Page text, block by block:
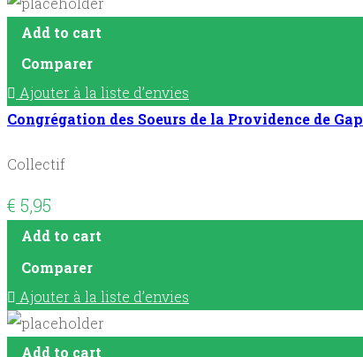
Add to cart
Comparer
Ajouter à la liste d’envies
Congrégation des Soeurs de la Providence de Gap
Collectif
€ 5,95
Add to cart
Comparer
Ajouter à la liste d’envies
Add to cart